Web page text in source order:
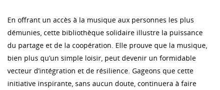
En offrant un accès à la musique aux personnes les plus
démunies, cette bibliothèque solidaire illustre la puissance
du partage et de la coopération. Elle prouve que la musique,
bien plus qu’un simple loisir, peut devenir un formidable
vecteur d’intégration et de résilience. Gageons que cette
initiative inspirante, sans aucun doute, continuera à faire